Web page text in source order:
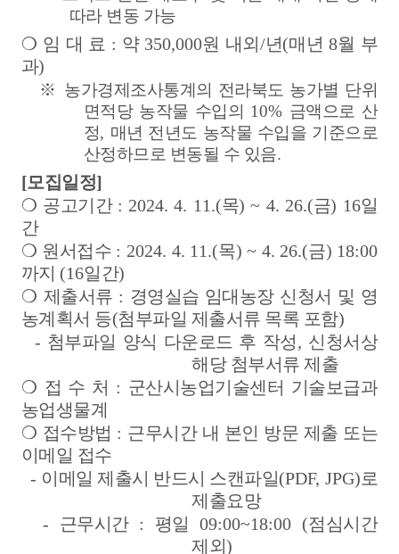
따라 변동 가능
❍ 임 대 료 : 약 350,000원 내외 /년(매년8월 부
과)
※ 농가경제조사통계의 전라북도 농가별 단위
면적당 농작물 수입의 10% 금액으로 산
정, 매년 전년도 농작물 수입을 기준으로
산정하므로 변동될 수 있음.
[모집일정]
❍ 공고기간 : 2024. 4. 11.(목) ~ 4. 26.(금) 16일
간
❍ 원서접수 : 2024. 4. 11.(목) ~ 4. 26.(금) 18:00
까지 (16일간)
❍ 제출서류 : 경영실습 임대농장 신청서 및 영
농계획서 등(첨부파일 제출서류 목록 포함)
- 첨부파일 양식 다운로드 후 작성, 신청서상
해당 첨부서류 제출
❍ 접 수 처 : 군산시농업기술센터 기술보급과
농업생물계
❍ 접수방법 : 근무시간 내 본인 방문 제출 또는
이메일 접수
- 이메일 제출시 반드시 스캔파일(PDF, JPG)로
제출요망
- 근무시간 : 평일09:00~18:00 (점심시간
제외)